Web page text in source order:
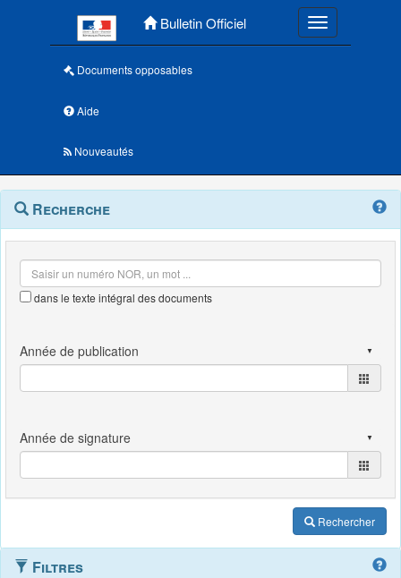
Bulletin Officiel Toggle
Documents opposables
Aide
Nouveautés
Navigation
outils
Menu
contextuel
Recherche
dans le texte intégral des documents
Rechercher
Filtres